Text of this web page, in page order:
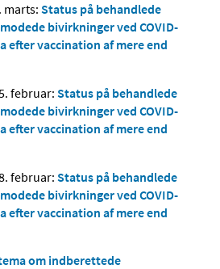
marts: Status på behandlede
bivirkninger ved COVID-
efter vaccination af mere end
februar: Status på behandlede
bivirkninger ved COVID-
efter vaccination af mere end
februar: Status på behandlede
bivirkninger ved COVID-
efter vaccination af mere end
om indberettede